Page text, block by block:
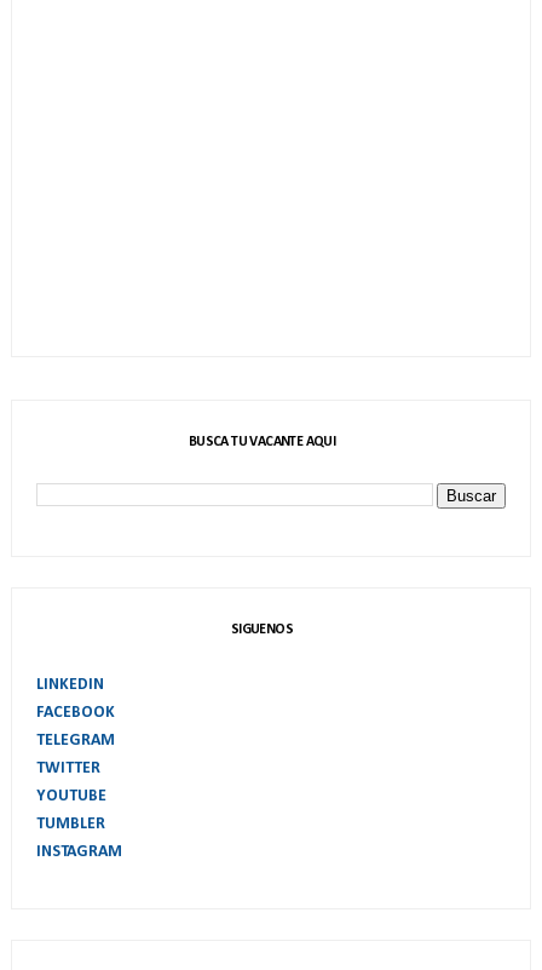
BUSCA TU VACANTE AQUI
SIGUENOS
LINKEDIN
FACEBOOK
TELEGRAM
TWITTER
YOUTUBE
TUMBLER
INSTAGRAM